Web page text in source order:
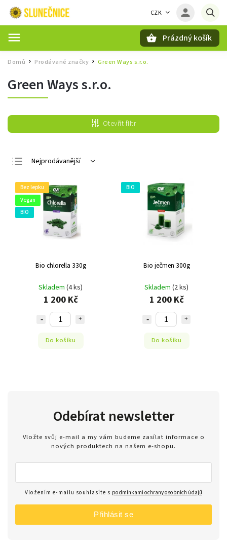
CZK
Prázdný košík
Domů / Prodávané značky / Green Ways s.r.o.
Green Ways s.r.o.
Otevřít filtr
Nejprodávanější
Nejdražší
Abecedně
Bez lepku
Vegan
BIO
Bio chlorella 330g
Skladem (4 ks)
1 200 Kč
Do košíku
BIO
Bio ječmen 300g
Skladem (2 ks)
1 200 Kč
Do košíku
Odebírat newsletter
Vložte svůj e-mail a my vám budeme zasílat informace o
nových produktech na našem e-shopu.
Vložením e-mailu souhlasíte s podmínkami ochrany osobních údajů
Přihlásit se